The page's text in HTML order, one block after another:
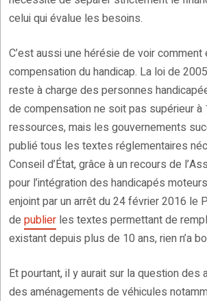
celui qui évalue les besoins.
C’est aussi une hérésie de voir
compensation du handicap. La loi de
reste à charge des personnes
de compensation ne soit pas supérieur à
ressources, mais les gouvernements
publié tous les textes réglementaires
Conseil d’État, grâce à un recours de
pour l’intégration des handicapés
enjoint par un arrêt du 24 février 2016 le
de publier les textes permettant de
existant depuis plus de 10 ans, rien n’a
Et pourtant, il y aurait sur la question des
des aménagements de véhicules